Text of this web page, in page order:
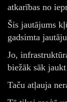
atkarības no
Šis jautājums
gadsimta
Jo,
biežāk sāk
Taču atļauja